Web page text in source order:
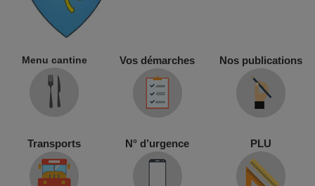
Menu cantine Vos démarches Nos publications
Transports N° d’urgence PLU